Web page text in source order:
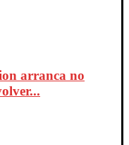
arranca no